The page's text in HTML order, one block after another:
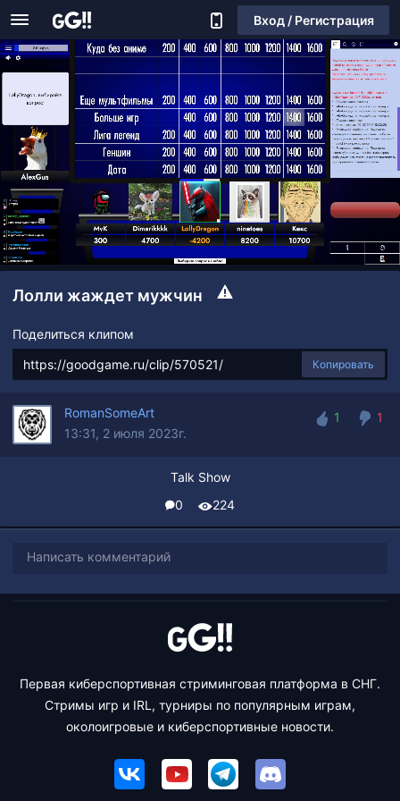
Вход / Регистрация
Лолли жаждет мужчин
Поделиться клипом
Копировать
RomanSomeArt
13:31, 2 июля 2023г.
1
1
Talk Show
0
224
Написать комментарий
Первая киберспортивная стриминговая платформа в СНГ.
Стримы игр и IRL, турниры по популярным играм,
околоигровые и киберспортивные новости.